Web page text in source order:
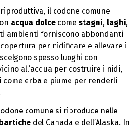
il codone comune
acqua dolce come stagni, laghi,
ambienti forniscono abbondanti
per nidificare e allevare i
spesso luoghi con
all’acqua per costruire i nidi,
erba e piume per renderli
comune si riproduce nelle
del Canada e dell’Alaska. In